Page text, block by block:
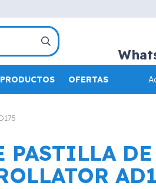
OFERTAS
PASTILLA